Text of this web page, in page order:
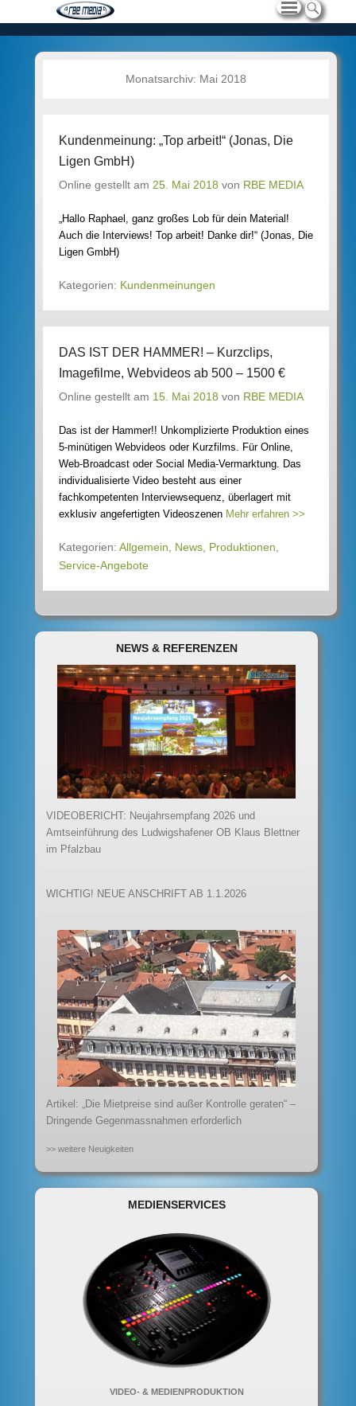
Monatsarchiv: Mai 2018
Kundenmeinung: „Top arbeit!“ (Jonas, Die
Ligen GmbH)
Online gestellt am 25. Mai 2018 von RBE MEDIA
„Hallo Raphael, ganz großes Lob für dein Material!
Auch die Interviews! Top arbeit! Danke dir!“ (Jonas, Die
Ligen GmbH)
Kategorien: Kundenmeinungen
DAS IST DER HAMMER! – Kurzclips,
Imagefilme, Webvideos ab 500 – 1500 €
Online gestellt am 15. Mai 2018 von RBE MEDIA
Das ist der Hammer!! Unkomplizierte Produktion eines
5-minütigen Webvideos oder Kurzfilms. Für Online,
Web-Broadcast oder Social Media-Vermarktung. Das
individualisierte Video besteht aus einer
fachkompetenten Interviewsequenz, überlagert mit
exklusiv angefertigten Videoszenen Mehr erfahren >>
Kategorien: Allgemein News Produktionen
Service-Angebote
NEWS & REFERENZEN
VIDEOBERICHT: Neujahrsempfang 2026 und
Amtseinführung des Ludwigshafener OB Klaus Blettner
im Pfalzbau
WICHTIG! NEUE ANSCHRIFT AB 1.1.2026
Artikel: „Die Mietpreise sind außer Kontrolle geraten“ –
Dringende Gegenmassnahmen erforderlich
>> weitere Neuigkeiten
MEDIENSERVICES
VIDEO- & MEDIENPRODUKTION